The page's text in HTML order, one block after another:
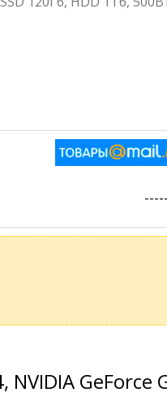
-----
GeForce